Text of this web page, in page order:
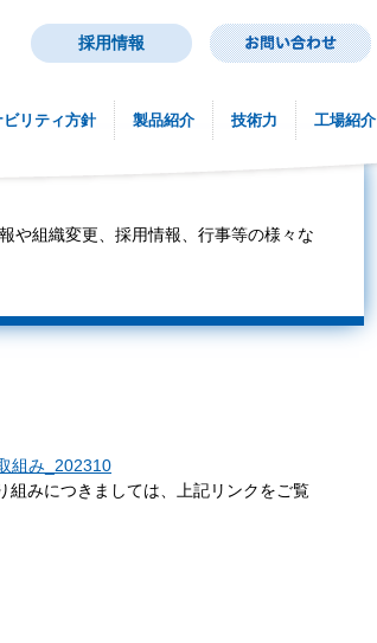
採用情報
リティ方針 製品紹介 技術力 工場紹介
や組織変更、採用情報、行事等の様々な
組み_202310
組みにつきましては、上記リンクをご覧